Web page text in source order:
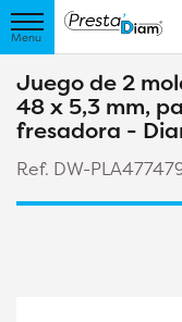
Juego de 2
48 x 5,3 mm,
fresadora -
Ref. DW-